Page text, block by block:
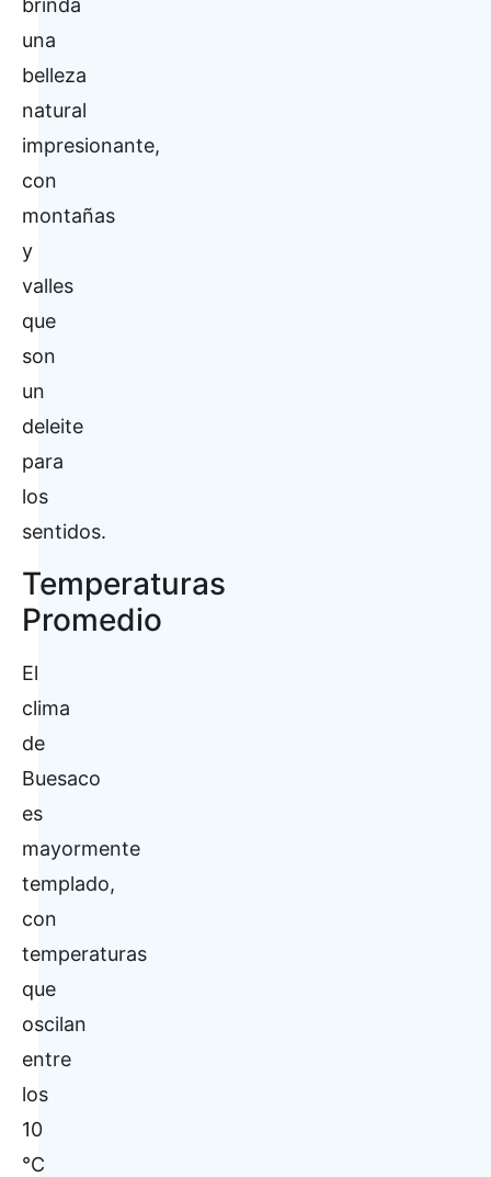
brinda
una
belleza
natural
impresionante,
con
montañas
y
valles
que
son
un
deleite
para
los
sentidos.
Temperaturas
Promedio
El
clima
de
Buesaco
es
mayormente
templado,
con
temperaturas
que
oscilan
entre
los
10
°C